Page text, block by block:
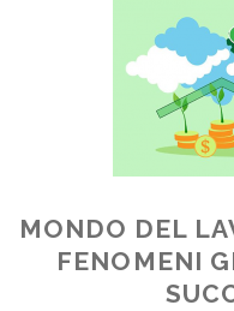
MONDO DEL
FENOMENI